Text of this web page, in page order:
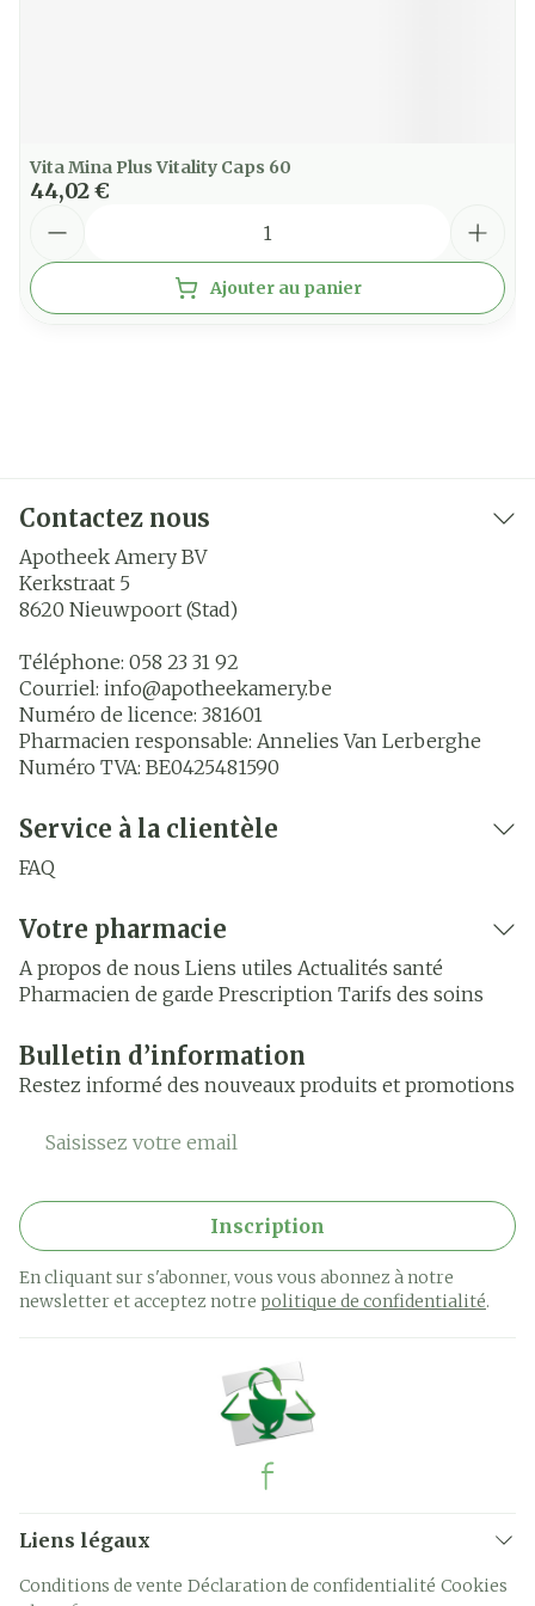
Vita Mina Plus Vitality Caps 60
44,02 €
Ajouter au panier
Contactez nous
Apotheek Amery BV
Kerkstraat 5
8620 Nieuwpoort (Stad)
Téléphone: 058 23 31 92
Courriel: info@apotheekamery.be
Numéro de licence: 381601
Pharmacien responsable: Annelies Van Lerberghe
Numéro TVA: BE0425481590
Service à la clientèle
FAQ
Votre pharmacie
A propos de nous Liens utiles Actualités santé
Pharmacien de garde Prescription Tarifs des soins
Bulletin d’information
Restez informé des nouveaux produits et promotions
Adresse mail
Inscription
En cliquant sur s'abonner, vous vous abonnez à notre
newsletter et acceptez notre politique de confidentialité.
Liens légaux
Conditions de vente Déclaration de confidentialité Cookies